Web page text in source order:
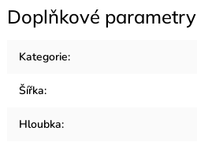
Doplňkové parametry
Kategorie:
Šířka:
Hloubka: